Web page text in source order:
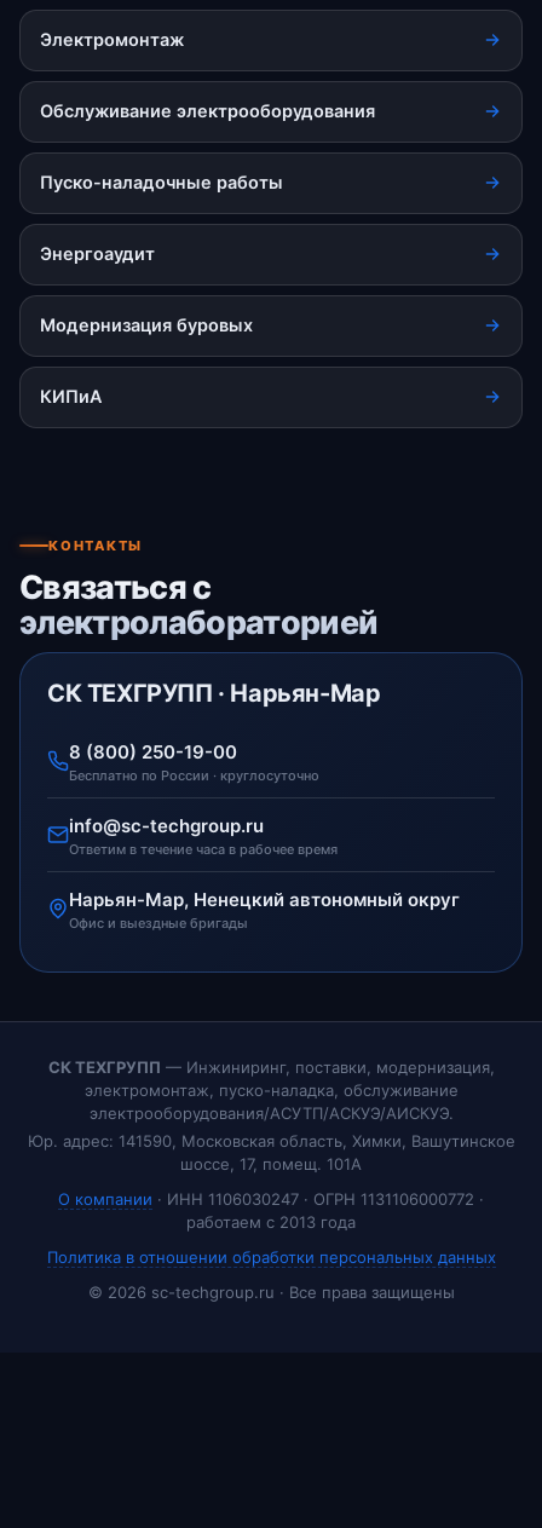
Электромонтаж
Обслуживание электрооборудования
Пуско-наладочные работы
Энергоаудит
Модернизация буровых
КИПиА
КОНТАКТЫ
Связаться с
электролабораторией
СК ТЕХГРУПП · Нарьян-Мар
8 (800) 250-19-00
Бесплатно по России · круглосуточно
info@sc-techgroup.ru
Ответим в течение часа в рабочее время
Нарьян-Мар, Ненецкий автономный округ
Офис и выездные бригады
СК ТЕХГРУПП — Инжиниринг, поставки, модернизация,
электромонтаж, пуско-наладка, обслуживание
электрооборудования/АСУТП/АСКУЭ/АИСКУЭ.
Юр. адрес: 141590, Московская область, Химки, Вашутинское
шоссе, 17, помещ. 101А
О компании · ИНН 1106030247 · ОГРН 1131106000772 ·
работаем с 2013 года
Политика в отношении обработки персональных данных
© 2026 sc-techgroup.ru · Все права защищены